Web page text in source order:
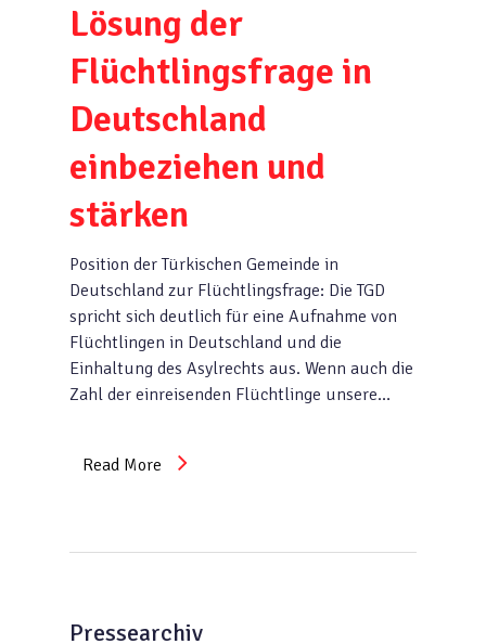
Lösung der
Flüchtlingsfrage in
Deutschland
einbeziehen und
stärken
Position der Türkischen Gemeinde in
Deutschland zur Flüchtlingsfrage: Die TGD
spricht sich deutlich für eine Aufnahme von
Flüchtlingen in Deutschland und die
Einhaltung des Asylrechts aus. Wenn auch die
Zahl der einreisenden Flüchtlinge unsere…
Read More
Pressearchiv